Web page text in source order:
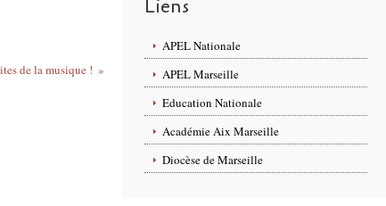
de la musique !
Liens
APEL Nationale
APEL Marseille
Education Nationale
Académie Aix Marseille
Diocèse de Marseille